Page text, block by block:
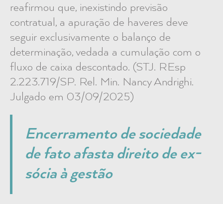
reafirmou que, inexistindo previsão
contratual, a apuração de haveres deve
seguir exclusivamente o balanço de
determinação, vedada a cumulação com o
fluxo de caixa descontado. (STJ. REsp
2.223.719/SP. Rel. Min. Nancy Andrighi.
Julgado em 03/09/2025)
Encerramento de sociedade
de fato afasta direito de ex-
sócia à gestão